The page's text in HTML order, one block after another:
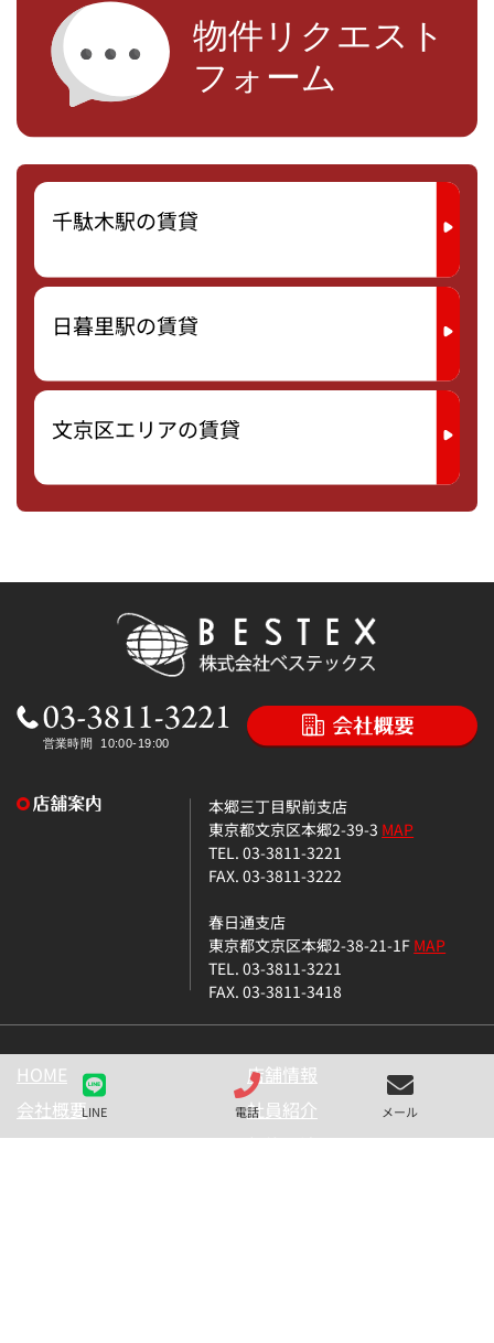
LINE 電話 メール
千駄木駅の賃貸
日暮里駅の賃貸
文京区エリアの賃貸
本郷三丁目駅前支店
東京都文京区本郷2-39-3 MAP
TEL. 03-3811-3221
FAX. 03-3811-3222
春日通支店
東京都文京区本郷2-38-21-1FMAP
TEL. 03-3811-3221
FAX. 03-3811-3418
HOME
店舗情報
会社概要
社員紹介
ベステックスとは
契約の流れ